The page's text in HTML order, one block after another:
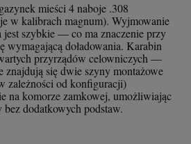
mieści 4 naboje .308
w kalibrach magnum). Wyjmowanie
jest szybkie — co ma znaczenie przy
wymagającą doładowania. Karabin
przyrządów celowniczych —
znajdują się dwie szyny montażowe
zależności od konfiguracji)
na komorze zamkowej, umożliwiając
dodatkowych podstaw.